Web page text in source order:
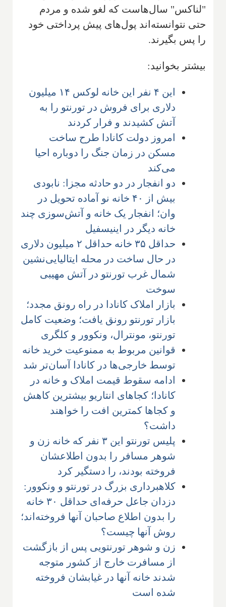
"لناکس" سال‌هاست که لغو شده و مردم
حتی نتوانسته‌اند پول‌های پیش پرداختی خود
را پس بگیرند.
بیشتر بخوانید:
این ۴ نفر این خانه لوکس ۱۴ میلیون
دلاری برای فروش در تورنتو را به
آتش کشیدند و فرار کردند
امروز دولت کانادا طرح ساخت
مسکن در زمان جنگ را دوباره احیا
می‌کند
دو انفجار در دو حادثه مجزا: نابودی
بیش از ۴۰ خانه نو آماده تحویل در
وان؛ انفجار یک خانه و آتش‌سوزی چند
خانه دیگر در اینیسفیل
حداقل ۳۵ خانه حداقل ۲ میلیون دلاری
در حال ساخت در محله ایتالیایی‌نشین
شمال غرب تورنتو در آتش مهیبی
سوخت
بازار املاک کانادا در راه رونق مجدد؛
بازار تورنتو رونق یافت؛ وضعیت کامل
تورنتو، مونترال، ونکوور و کلگری
قوانین مربوط به ممنوعیت خرید خانه
توسط خارجی‌ها در کانادا آسان‌تر شد
ادامه سقوط قیمت املاک و خانه در
کانادا؛ کجاهای انتاریو بیشترین کاهش
و کجاها کمترین افت را خواهند
داشت؟
پلیس تورنتو این ۳ نفر که خانه زن و
شوهر مسافر را بدون اطلاعشان
فروخته بودند، را دستگیر کرد
کلاهبرداری بزرگ در تورنتو و ونکوور:
دزدان جاعل حرفه‌ای حداقل ۳۰ خانه
را بدون اطلاع صاحبان آنها فروخته‌اند؛
روش آنها چیست؟
زن و شوهر تورنتویی پس از بازگشت
از مسافرت خارج از کشور متوجه
شدند خانه آنها در غیابشان فروخته
شده است